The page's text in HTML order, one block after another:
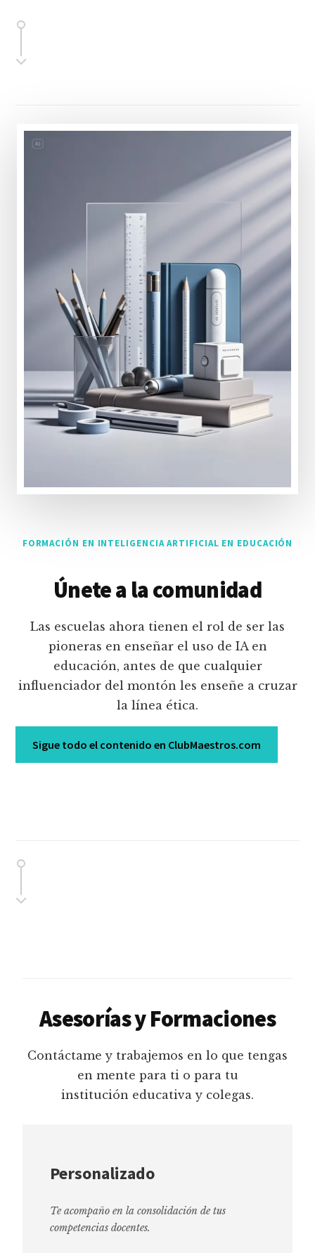
FORMACIÓN EN INTELIGENCIA ARTIFICIAL EN EDUCACIÓN
Únete a la comunidad
Las escuelas ahora tienen el rol de ser las
pioneras en enseñar el uso de IA en
educación, antes de que cualquier
influenciador del montón les enseñe a cruzar
la línea ética.
Sigue todo el contenido en ClubMaestros.com
Asesorías y Formaciones
Contáctame y trabajemos en lo que tengas
en mente para ti o para tu
institución educativa y colegas.
Personalizado
Te acompaño en la consolidación de tus
competencias docentes.